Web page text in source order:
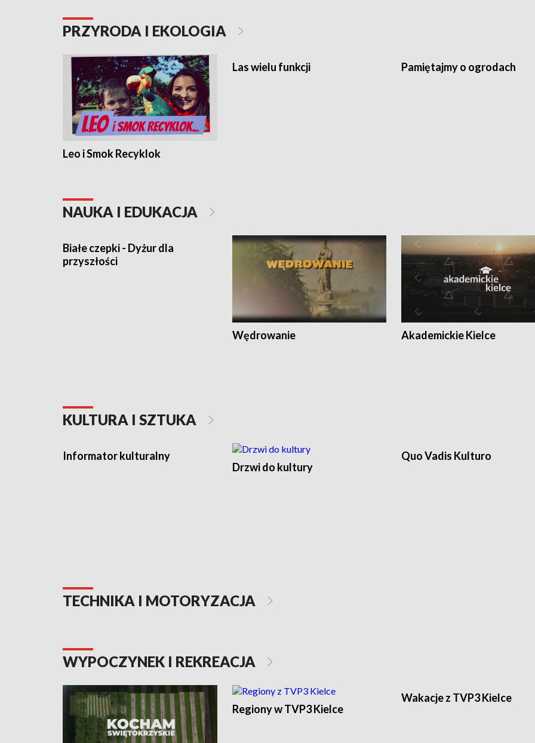
PRZYRODA I EKOLOGIA
Leo i Smok Recyklok
Las wielu funkcji Pamiętajmy o ogrodach
NAUKA I EDUKACJA
Białe czepki - Dyżur dla
przyszłości
Wędrowanie Akademickie Kielce
KULTURA I SZTUKA
Informator kulturalny
Drzwi do kultury
Quo Vadis Kulturo
TECHNIKA I MOTORYZACJA
WYPOCZYNEK I REKREACJA
Regiony w TVP3 Kielce
Wakacje z TVP3 Kielce